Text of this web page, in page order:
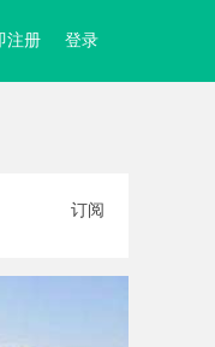
登录
注册
订阅